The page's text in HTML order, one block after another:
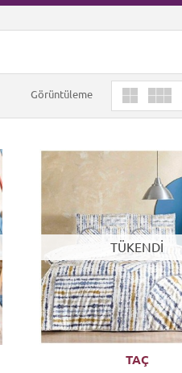
Görüntüleme
TÜKENDİ
TAÇ